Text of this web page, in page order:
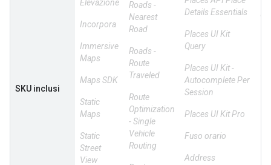
SKU inclusi
Elevazione
Incorpora
Immersive
Maps
Maps SDK
Static
Maps
Static
Street
View
Roads -
Nearest
Road
Roads -
Route
Traveled
Route
Optimization
- Single
Vehicle
Routing
Details Essentials
Places UI Kit
Query
Places UI Kit -
Autocomplete Per
Session
Places UI Kit Pro
Fuso orario
Address